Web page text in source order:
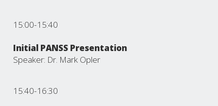
15:00-15:40
Initial PANSS Presentation
Speaker: Dr. Mark Opler
15:40-16:30